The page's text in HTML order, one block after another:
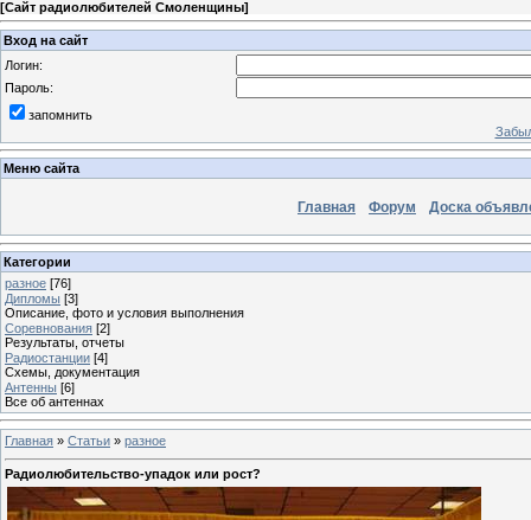
[Сайт радиолюбителей Смоленщины]
Вход на сайт
Логин:
Пароль:
запомнить
Меню сайта
Главная Форум Доска
Категории
разное [76]
Дипломы [3]
Описание, фото и условия выполнения
Соревнования [2]
Результаты, отчеты
Радиостанции [4]
Схемы, документация
Антенны [6]
Все об антеннах
Главная » Статьи » разное
Радиолюбительство-упадок или рост?